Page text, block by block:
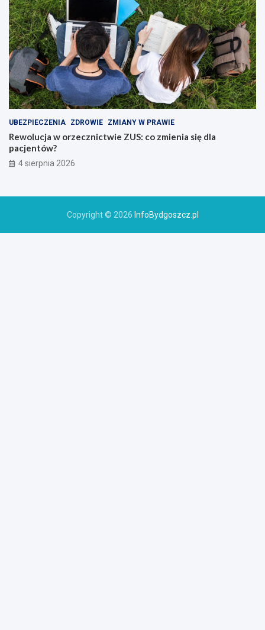
UBEZPIECZENIA ZDROWIE ZMIANY W PRAWIE
Rewolucja w orzecznictwie ZUS: co zmienia się dla
pacjentów?
4 sierpnia 2026
Copyright © 2026 InfoBydgoszcz.pl